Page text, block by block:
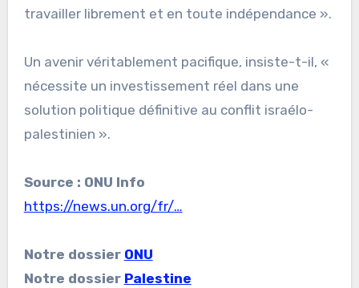
travailler librement et en toute indépendance ».
Un avenir véritablement pacifique, insiste-t-il, «
nécessite un investissement réel dans une
solution politique définitive au conflit israélo-
palestinien ».
Source : ONU Info
https://news.un.org/fr/…
Notre dossier ONU
Notre dossier Palestine